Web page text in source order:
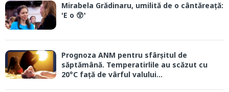
Mirabela Grădinaru, umilită de o cântăreață:
'E o 😲'
Prognoza ANM pentru sfârșitul de
săptămână. Temperatirlile au scăzut cu
20°C față de vârful valului...